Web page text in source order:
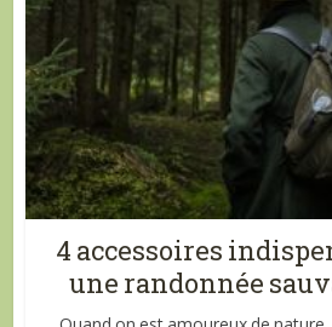
4 accessoires
une randonnée